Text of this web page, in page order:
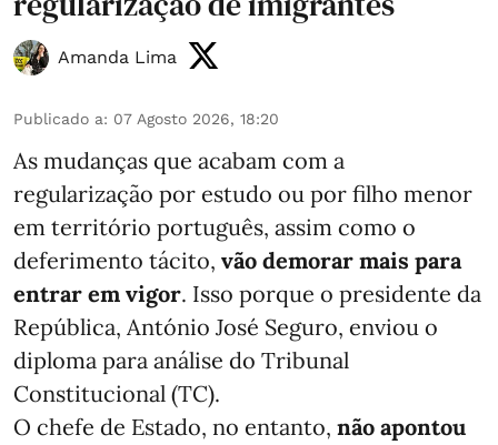
Amanda Lima
Publicado a: 07 Agosto 2026, 18:20
As mudanças que acabam com a
regularização por estudo ou por filho menor
em território português, assim como o
deferimento tácito, vão demorar mais para
entrar em vigor. Isso porque o presidente da
República, António José Seguro, enviou o
diploma para análise do Tribunal
Constitucional (TC).
O chefe de Estado, no entanto, não apontou